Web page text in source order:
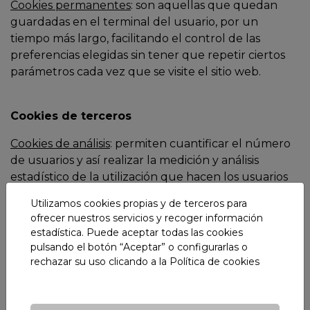
Cookies permanentes: son aquellas que quedan
guardadas en el terminal del usuario, por un
tiempo más largo, facilitando el control de las
preferencias elegidas sin tener que repetir ciertos
parámetros cada vez que se visite el sitio web.
Cookies de terceros
Cookies de análisis: permiten cuantificar el número
de usuarios y así realizar la medición y análisis
estadístico de la utilización que hacen los usuarios
navegación en nuestra página web con el fin de
mejorar la oferta de productos o servicios que le
ofrecemos.
Utilizamos cookies propias y de terceros para
ofrecer nuestros servicios y recoger información
estadística. Puede aceptar todas las cookies
pulsando el botón “Aceptar” o configurarlas o
rechazar su uso clicando a la Política de cookies